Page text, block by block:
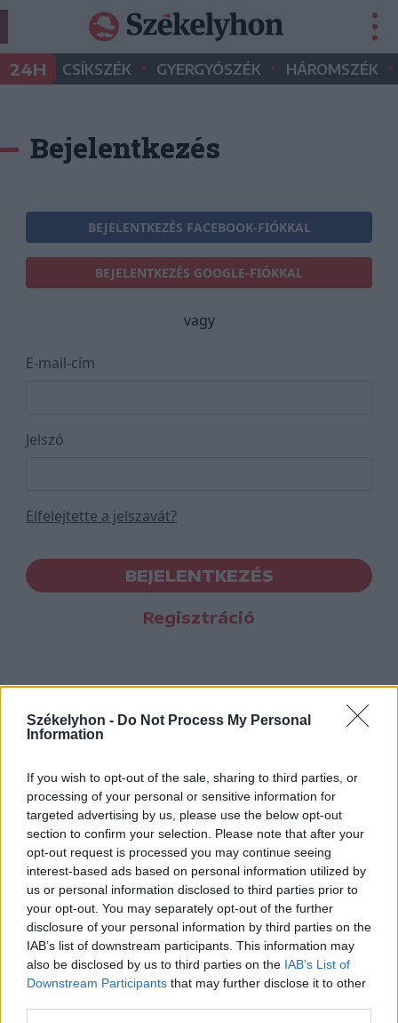
Székelyhon - Do Not Process My Personal
Information
If you wish to opt-out of the sale, sharing to third parties, or
processing of your personal or sensitive information for
targeted advertising by us, please use the below opt-out
section to confirm your selection. Please note that after your
opt-out request is processed you may continue seeing
interest-based ads based on personal information utilized by
us or personal information disclosed to third parties prior to
your opt-out. You may separately opt-out of the further
disclosure of your personal information by third parties on the
IAB’s list of downstream participants. This information may
also be disclosed by us to third parties on the IAB’s List of
Downstream Participants that may further disclose it to other
24H CSÍKSZÉK • GYERGYÓSZÉK • HÁROMSZÉK •
Bejelentkezés
BEJELENTKEZÉS FACEBOOK-FIÓKKAL
BEJELENTKEZÉS GOOGLE-FIÓKKAL
vagy
E-mail-cím
Jelszó
Elfelejtette a jelszavát?
BEJELENTKEZÉS
Regisztráció
Hasznos
Impresszum
Szerzői jogok
Adatvédelmi tájékoztató
Cookie-kezelési tájékoztató
Hozzászólási szabályzat
Nyomtatott lapjaink archívuma